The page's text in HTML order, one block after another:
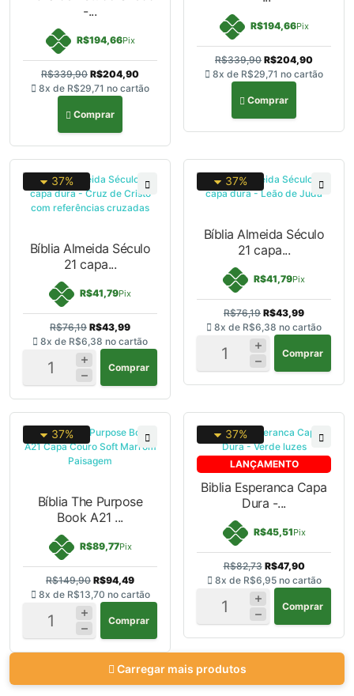
-...
R$194,66Pix
R$339,90 R$204,90
8x de R$29,71 no cartão
Comprar
R$194,66Pix
R$339,90 R$204,90
8x de R$29,71 no cartão
Comprar
37%
Bíblia Almeida Século
21 capa...
R$41,79Pix
R$76,19 R$43,99
8x de R$6,38 no cartão
Comprar
37%
Bíblia Almeida Século
21 capa...
R$41,79Pix
R$76,19 R$43,99
8x de R$6,38 no cartão
Comprar
37%
Bíblia The Purpose
Book A21 ...
R$89,77Pix
R$149,90 R$94,49
8x de R$13,70 no cartão
Comprar
LANÇAMENTO
37%
Biblia Esperanca Capa
Dura -...
R$45,51Pix
R$82,73 R$47,90
8x de R$6,95 no cartão
Comprar
Carregar mais produtos